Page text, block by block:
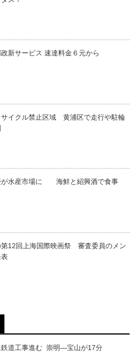
政新サービス 速達料金６元から
サイクル禁止区域 黄浦区で走行や駐輪
が水産市場に 海鮮と紹興酒で食事
第12回上海国際映画祭 審査委員のメン
鉄道工事進む 崇明―宝山が17分